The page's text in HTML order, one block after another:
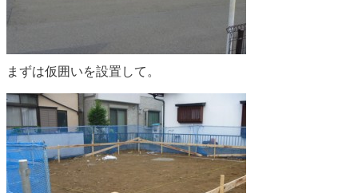
まずは仮囲いを設置して。